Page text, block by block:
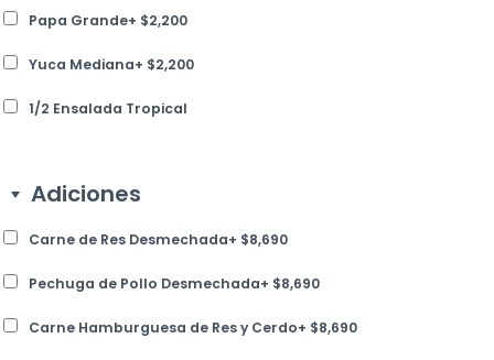
Papa Grande+ $2,200
Yuca Mediana+ $2,200
1/2 Ensalada Tropical
Adiciones
Carne de Res Desmechada+ $8,690
Pechuga de Pollo Desmechada+ $8,690
Carne Hamburguesa de Res y Cerdo+ $8,690